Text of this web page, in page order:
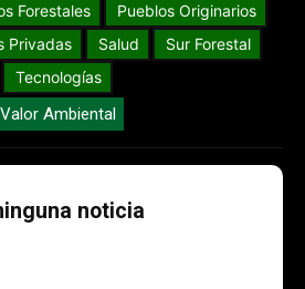
Forestales
Pueblos Originarios
Privadas
Salud
Sur Forestal
Tecnologías
Valor Ambiental
noticia